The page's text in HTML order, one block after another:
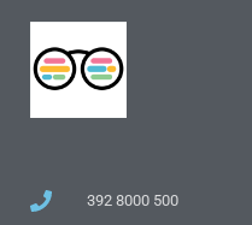
392 8000 500